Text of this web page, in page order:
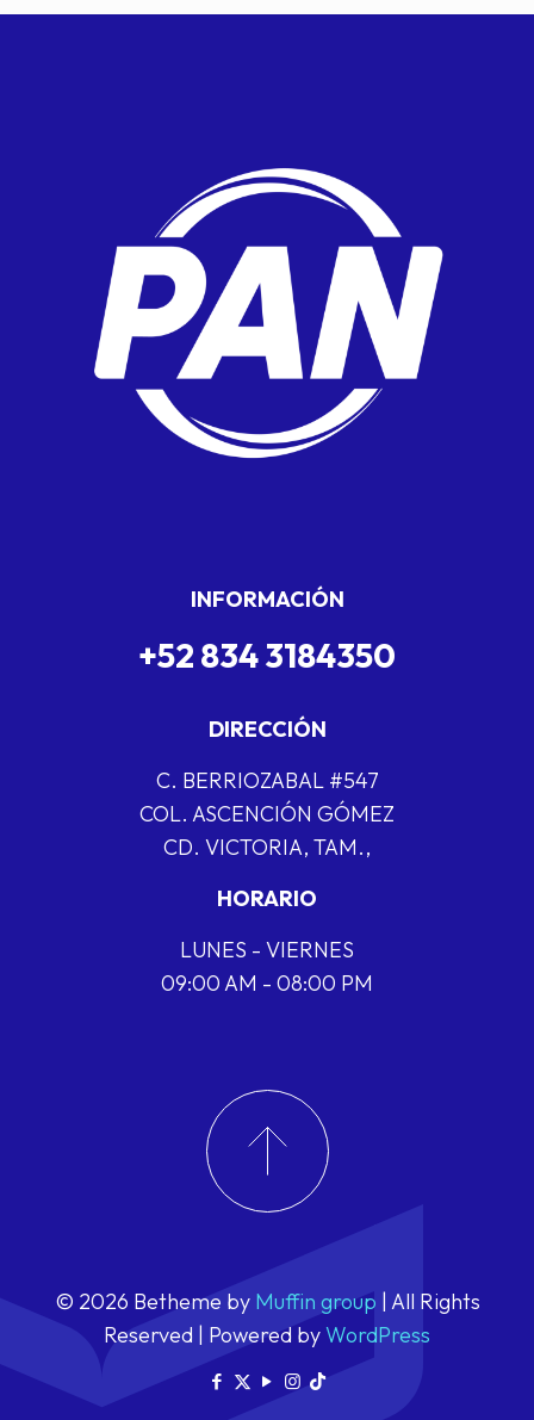
INFORMACIÓN
+52 834 3184350
DIRECCIÓN
C. BERRIOZABAL #547
COL. ASCENCIÓN GÓMEZ
CD. VICTORIA, TAM.,
HORARIO
LUNES - VIERNES
09:00 AM - 08:00 PM
© 2026 Betheme by Muffin group | All Rights
Reserved | Powered byWordPress